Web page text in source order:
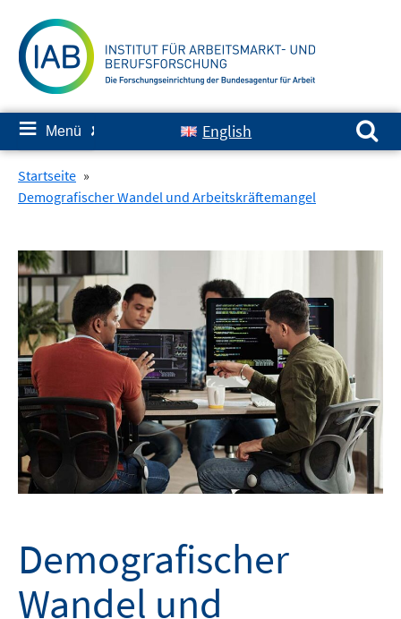
zum
Inhalt
≡ Menü ✘ English
Suchen nach:
Startseite »
Demografischer Wandel und Arbeitskräftemangel
Demografischer
Wandel und